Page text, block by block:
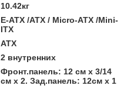
10.42кг
E-ATX /ATX / Micro-ATX /Mini-
ITX
ATX
2 внутренних
Фронт.панель: 12 см х 3/14
см х 2. Зад.панель: 12см х 1